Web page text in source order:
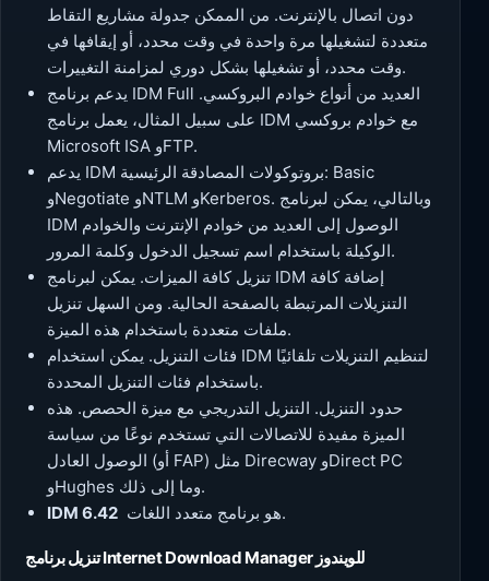
دون اتصال بالإنترنت. من الممكن جدولة مشاريع التقاط
متعددة لتشغيلها مرة واحدة في وقت محدد، أو إيقافها في
وقت محدد، أو تشغيلها بشكل دوري لمزامنة التغييرات.
يدعم برنامج IDM Full العديد من أنواع خوادم البروكسي.
على سبيل المثال، يعمل برنامج IDM مع خوادم بروكسي
Microsoft ISA وFTP.
يدعم IDM بروتوكولات المصادقة الرئيسية: Basic
وNegotiate وNTLM وKerberos. وبالتالي، يمكن لبرنامج
IDM الوصول إلى العديد من خوادم الإنترنت والخوادم
الوكيلة باستخدام اسم تسجيل الدخول وكلمة المرور.
تنزيل كافة الميزات. يمكن لبرنامج IDM إضافة كافة
التنزيلات المرتبطة بالصفحة الحالية. ومن السهل تنزيل
ملفات متعددة باستخدام هذه الميزة.
فئات التنزيل. يمكن استخدام IDM لتنظيم التنزيلات تلقائيًا
باستخدام فئات التنزيل المحددة.
حدود التنزيل. التنزيل التدريجي مع ميزة الحصص. هذه
الميزة مفيدة للاتصالات التي تستخدم نوعًا من سياسة
الوصول العادل (أو FAP) مثل Direcway وDirect PC
وHughes وما إلى ذلك.
IDM 6.42
هو برنامج متعدد اللغات.
تنزيل برنامج Internet Download Manager للويندوز